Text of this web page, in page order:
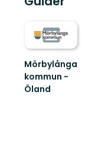
Mörbylånga
kommun -
Öland